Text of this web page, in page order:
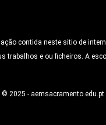
contida neste sitio de
e ou ficheiros. A
© 2025 -